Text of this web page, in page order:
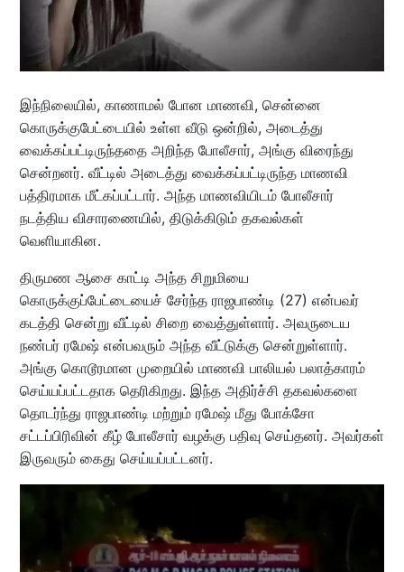
இந்நிலையில், காணாமல் போன மாணவி, சென்னை
கொருக்குபேட்டையில் உள்ள வீடு ஒன்றில், அடைத்து
வைக்கப்பட்டிருந்ததை அறிந்த போலீசார், அங்கு விரைந்து
சென்றனர். வீட்டில் அடைத்து வைக்கப்பட்டிருந்த மாணவி
பத்திரமாக மீட்கப்பட்டார். அந்த மாணவியிடம் போலீசார்
நடத்திய விசாரணையில், திடுக்கிடும் தகவல்கள்
வெளியாகின.
திருமண ஆசை காட்டி அந்த சிறுமியை
கொருக்குப்பேட்டையைச் சேர்ந்த ராஜபாண்டி (27) என்பவர்
கடத்தி சென்று வீட்டில் சிறை வைத்துள்ளார். அவருடைய
நண்பர் ரமேஷ் என்பவரும் அந்த வீட்டுக்கு சென்றுள்ளார்.
அங்கு கொடூரமான முறையில் மாணவி பாலியல் பலாத்காரம்
செய்யப்பட்டதாக தெரிகிறது. இந்த அதிர்ச்சி தகவல்களை
தொடர்ந்து ராஜபாண்டி மற்றும் ரமேஷ் மீது போக்சோ
சட்டப்பிரிவின் கீழ் போலீசார் வழக்கு பதிவு செய்தனர். அவர்கள்
இருவரும் கைது செய்யப்பட்டனர்.